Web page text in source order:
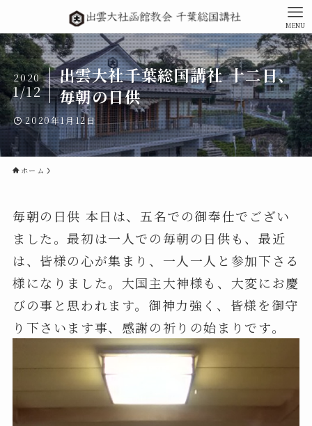
MENU
出雲大社千葉総国講社 十二日、
毎朝の日供
2020
1/12
2020年1月12日
ホーム
毎朝の日供 本日は、五名での御奉仕でござい
ました。最初は一人での毎朝の日供も、最近
は、皆様の心が集まり、一人一人と参加下さる
様になりました。大国主大神様も、大変にお慶
びの事と思われます。御神力強く、皆様を御守
り下さいます事、感謝の祈りの始まりです。